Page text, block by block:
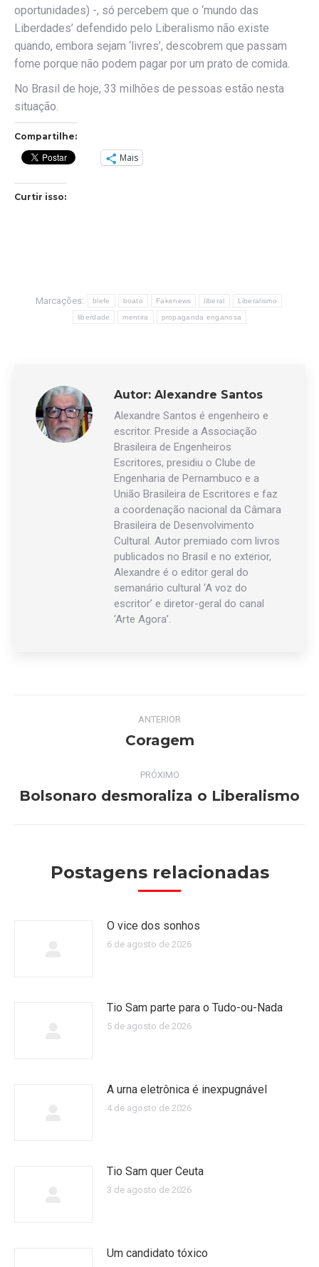
oportunidades) -, só percebem que o ‘mundo das
Liberdades’ defendido pelo Liberalismo não existe
quando, embora sejam ‘livres’, descobrem que passam
fome porque não podem pagar por um prato de comida.
No Brasil de hoje, 33 milhões de pessoas estão nesta
situação.
Compartilhe:
Mais
Curtir isso:
Marcações: blefe boato Fakenews liberal Liberalismo
liberdade mentira propaganda enganosa
Autor: Alexandre Santos
Alexandre Santos é engenheiro e
escritor. Preside a Associação
Brasileira de Engenheiros
Escritores, presidiu o Clube de
Engenharia de Pernambuco e a
União Brasileira de Escritores e faz
a coordenação nacional da Câmara
Brasileira de Desenvolvimento
Cultural. Autor premiado com livros
publicados no Brasil e no exterior,
Alexandre é o editor geral do
semanário cultural ‘A voz do
escritor’ e diretor-geral do canal
‘Arte Agora’.
NavegaçãoANTERIOR
Post
Coragem
PRÓXIMO
Próximo
Bolsonaro desmoraliza o Liberalismo
Postagens relacionadas
O vice dos sonhos
6 de agosto de 2026
Tio Sam parte para o Tudo-ou-Nada
5 de agosto de 2026
A urna eletrônica é inexpugnável
4 de agosto de 2026
Tio Sam quer Ceuta
3 de agosto de 2026
Um candidato tóxico